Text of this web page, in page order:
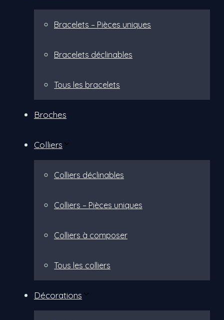
Bracelets – Pièces uniques
Bracelets déclinables
Tous les bracelets
Broches
Colliers
Colliers déclinables
Colliers – Pièces uniques
Colliers à composer
Tous les colliers
Décorations